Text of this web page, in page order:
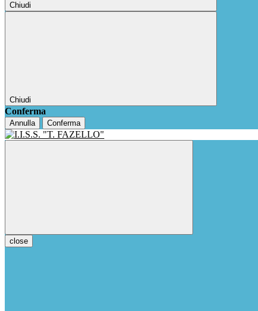
Chiudi
Chiudi
Conferma
Annulla Conferma
close